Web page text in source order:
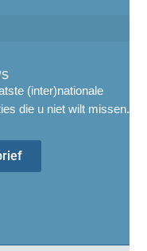
(inter)nationale
die u niet wilt missen.